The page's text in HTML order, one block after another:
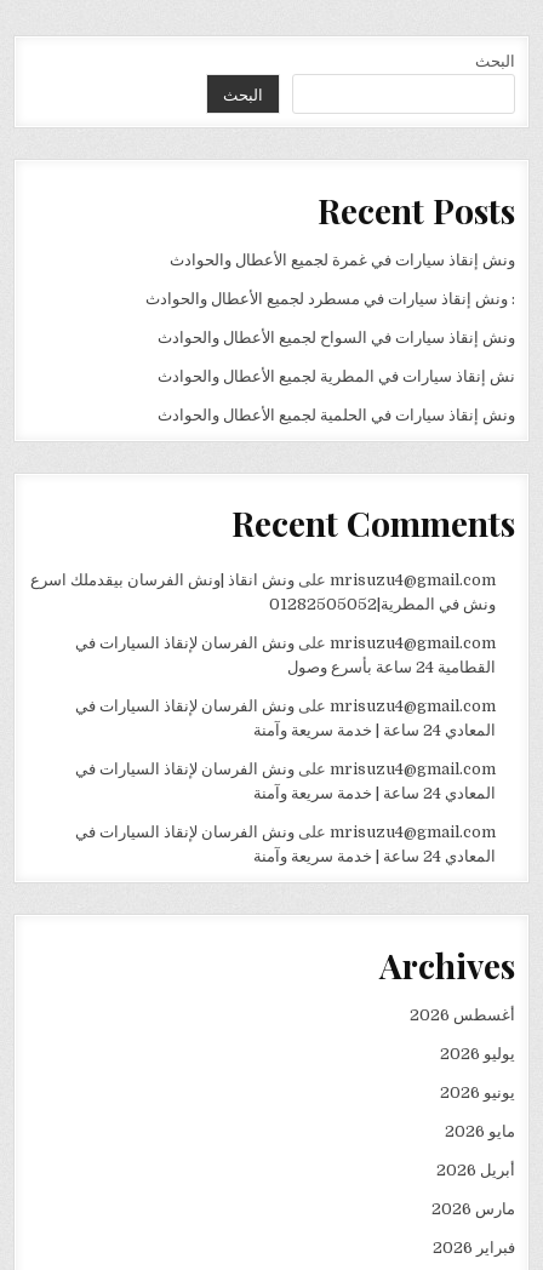
البحث
البحث
Recent Posts
ونش إنقاذ سيارات في غمرة لجميع الأعطال والحوادث
: ونش إنقاذ سيارات في مسطرد لجميع الأعطال والحوادث
ونش إنقاذ سيارات في السواح لجميع الأعطال والحوادث
نش إنقاذ سيارات في المطرية لجميع الأعطال والحوادث
ونش إنقاذ سيارات في الحلمية لجميع الأعطال والحوادث
Recent Comments
mrisuzu4@gmail.comعلى ونش انقاذ |ونش الفرسان بيقدملك اسرع
ونش في المطرية|01282505052
mrisuzu4@gmail.comعلى ونش الفرسان لإنقاذ السيارات في
القطامية 24 ساعة بأسرع وصول
mrisuzu4@gmail.comعلى ونش الفرسان لإنقاذ السيارات في
المعادي 24 ساعة | خدمة سريعة وآمنة
mrisuzu4@gmail.comعلى ونش الفرسان لإنقاذ السيارات في
المعادي 24 ساعة | خدمة سريعة وآمنة
mrisuzu4@gmail.comعلى ونش الفرسان لإنقاذ السيارات في
المعادي 24 ساعة | خدمة سريعة وآمنة
Archives
أغسطس 2026
يوليو 2026
يونيو 2026
مايو 2026
أبريل 2026
مارس 2026
فبراير 2026